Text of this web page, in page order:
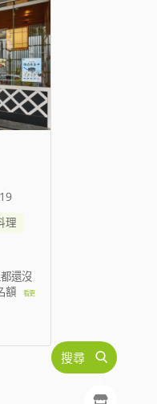
搜尋
大道店
帳時候蟑螂跑到
店員只是默